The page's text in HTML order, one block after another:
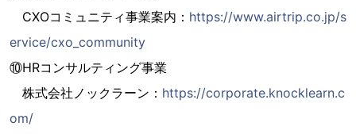
CXOコミュニティ事業案内： https://www.airtrip.co.jp/s
ervice/cxo_community
⑩HRコンサルティング事業
株式会社ノックラーン： https://corporate.knocklearn.c
om/